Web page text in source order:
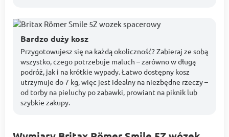
Bardzo duży kosz
Przygotowujesz się na każdą okoliczność? Zabieraj ze sobą
wszystko, czego potrzebuje maluch – zarówno w długą
podróż, jak i na krótkie wypady. Łatwo dostępny kosz
utrzymuje do 7 kg, więc jest idealny na niezbędne rzeczy –
od torby na pieluchy po zabawki, prowiant na piknik lub
szybkie zakupy.